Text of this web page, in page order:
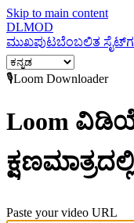
Skip to main content
DLMOD
ಮುಖಪುಟಬೆಂಬಲಿತ
🎙️Loom Downloader
Loom
ಕ್ಷಣಮಾತ್ರದಲ್ಲಿ
Paste your video URL